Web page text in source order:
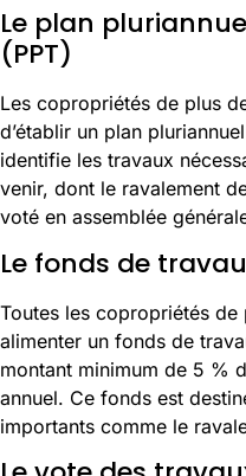
Le plan
(PPT)
Les copropriétés de plus
d’établir un plan
identifie les travaux
venir, dont le ravalement
voté en assemblée
Le fonds de
Toutes les copropriétés
alimenter un fonds de
montant minimum de 5 %
annuel. Ce fonds est
importants comme le